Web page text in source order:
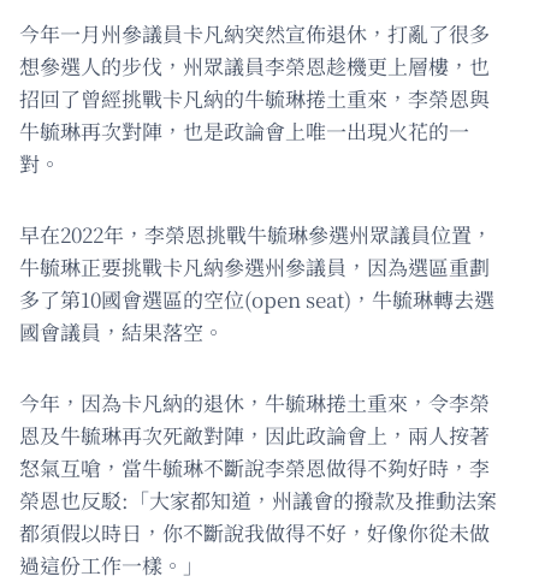
今年一月州參議員卡凡納突然宣佈退休，打亂了很多
想參選人的步伐，州眾議員李榮恩趁機更上層樓，也
招回了曾經挑戰卡凡納的牛毓琳捲土重來，李榮恩與
牛毓琳再次對陣，也是政論會上唯一出現火花的一
對。
早在2022年，李榮恩挑戰牛毓琳參選州眾議員位置，
牛毓琳正要挑戰卡凡納參選州參議員，因為選區重劃
多了第10國會選區的空位(open seat)，牛毓琳轉去選
國會議員，結果落空。
今年，因為卡凡納的退休，牛毓琳捲土重來，令李榮
恩及牛毓琳再次死敵對陣，因此政論會上，兩人按著
怒氣互嗆，當牛毓琳不斷說李榮恩做得不夠好時，李
榮恩也反駁:「大家都知道，州議會的撥款及推動法案
都須假以時日，你不斷說我做得不好，好像你從未做
過這份工作一樣。」